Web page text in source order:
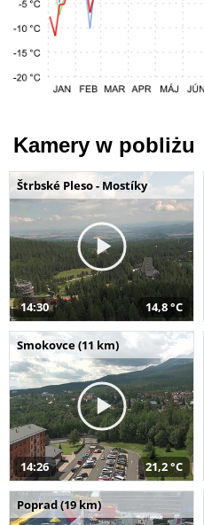
Kamery w pobliżu
Štrbské Pleso - Mostíky
14:30 14,8 °C
Smokovce (11 km)
14:26 21,2 °C
Poprad (19 km)